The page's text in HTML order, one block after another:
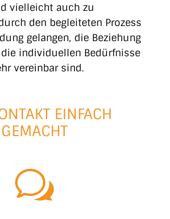
vielleicht auch zu
den begleiteten Prozess
gelangen, die Beziehung
individuellen Bedürfnisse
vereinbar sind.
EINFACH
GEMACHT
w